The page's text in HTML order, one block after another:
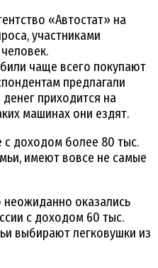
«Автостат» на
участниками
чаще всего покупают
предлагали
приходится на
машинах они ездят.
с доходом более 80 тыс.
имеют вовсе не самые
оказались
с доходом 60 тыс.
выбирают легковушки из